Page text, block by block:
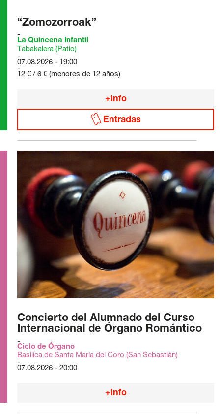
“Zomozorroak”
La Quincena Infantil
Tabakalera (Patio)
07.08.2026 - 19:00
12 € / 6 € (menores de 12 años)
+info
Entradas
Concierto del Alumnado del Curso
Internacional de Órgano Romántico
Ciclo de Órgano
Basílica de Santa María del Coro (San Sebastián)
07.08.2026 - 20:00
+info